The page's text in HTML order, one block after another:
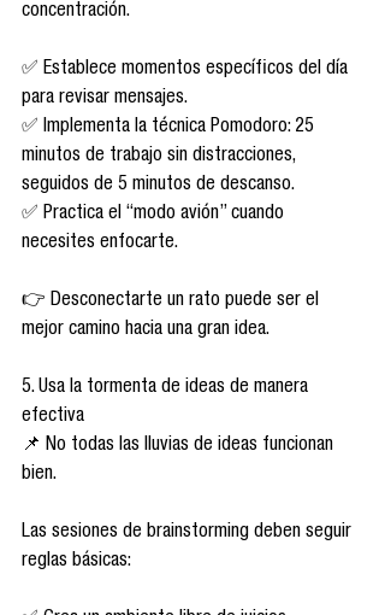
concentración.
✅ Establece momentos específicos del día
para revisar mensajes.
✅ Implementa la técnica Pomodoro: 25
minutos de trabajo sin distracciones,
seguidos de 5 minutos de descanso.
✅ Practica el “modo avión” cuando
necesites enfocarte.
👉 Desconectarte un rato puede ser el
mejor camino hacia una gran idea.
5. Usa la tormenta de ideas de manera
efectiva
📌 No todas las lluvias de ideas funcionan
bien.
Las sesiones de brainstorming deben seguir
reglas básicas: